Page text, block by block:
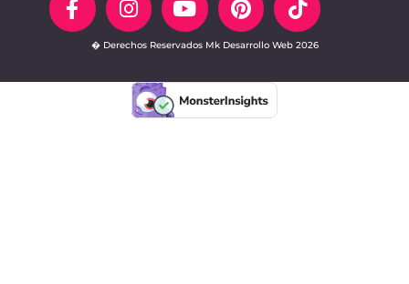
� Derechos Reservados Mk Desarrollo Web 2026